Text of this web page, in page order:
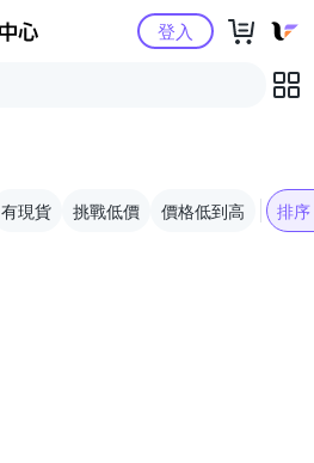
Yahoo購物中心登入
有現貨 挑戰低價 價格低到高 排序